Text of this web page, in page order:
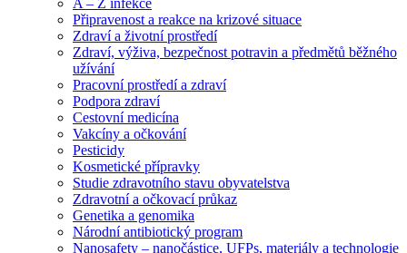
A – Z infekce
Připravenost a reakce na krizové situace
Zdraví a životní prostředí
Zdraví, výživa, bezpečnost potravin a předmětů běžného
užívání
Pracovní prostředí a zdraví
Podpora zdraví
Cestovní medicína
Vakcíny a očkování
Pesticidy
Kosmetické přípravky
Studie zdravotního stavu obyvatelstva
Zdravotní a očkovací průkaz
Genetika a genomika
Národní antibiotický program
Nanosafety – nanočástice, UFPs, materiály a technologie